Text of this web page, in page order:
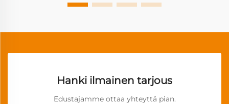
Hanki ilmainen tarjous
Edustajamme ottaa yhteyttä pian.